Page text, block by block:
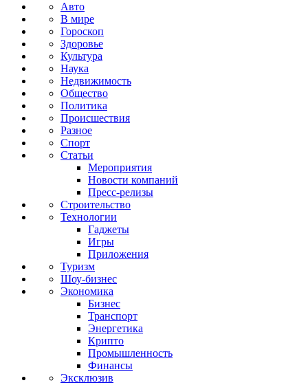
Авто
В мире
Гороскоп
Здоровье
Культура
Наука
Недвижимость
Общество
Политика
Происшествия
Разное
Спорт
Статьи
Мероприятия
Новости компаний
Пресс-релизы
Строительство
Технологии
Гаджеты
Игры
Приложения
Туризм
Шоу-бизнес
Экономика
Бизнес
Транспорт
Энергетика
Крипто
Промышленность
Финансы
Эксклюзив